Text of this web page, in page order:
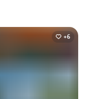
+6